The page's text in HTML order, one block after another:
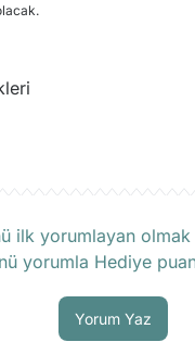
ilk yorumlayan
yorumla Hediye
Yorum Yaz